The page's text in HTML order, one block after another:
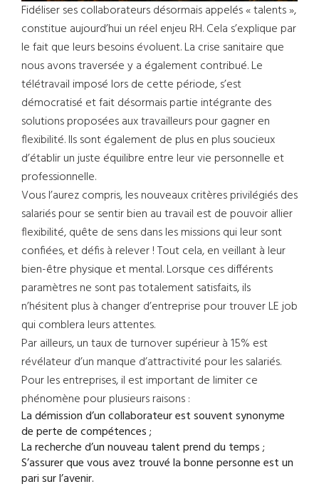
Fidéliser ses collaborateurs désormais appelés « talents »,
constitue aujourd’hui un réel enjeu RH. Cela s’explique par
le fait que leurs besoins évoluent. La crise sanitaire que
nous avons traversée y a également contribué. Le
télétravail imposé lors de cette période, s’est
démocratisé et fait désormais partie intégrante des
solutions proposées aux travailleurs pour gagner en
flexibilité. Ils sont également de plus en plus soucieux
d’établir un juste équilibre entre leur vie personnelle et
professionnelle.
Vous l’aurez compris, les nouveaux critères privilégiés des
salariés pour se sentir bien au travail est de pouvoir allier
flexibilité, quête de sens dans les missions qui leur sont
confiées, et défis à relever ! Tout cela, en veillant à leur
bien-être physique et mental. Lorsque ces différents
paramètres ne sont pas totalement satisfaits, ils
n’hésitent plus à changer d’entreprise pour trouver LE job
qui comblera leurs attentes.
Par ailleurs, un taux de turnover supérieur à 15% est
révélateur d’un manque d’attractivité pour les salariés.
Pour les entreprises, il est important de limiter ce
phénomène pour plusieurs raisons :
La démission d’un collaborateur est souvent synonyme
de perte de compétences ;
La recherche d’un nouveau talent prend du temps ;
S’assurer que vous avez trouvé la bonne personne est un
pari sur l’avenir.